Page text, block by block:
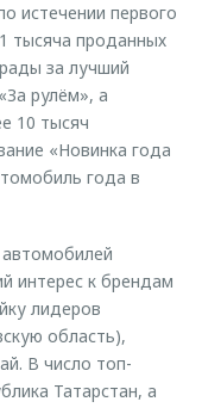
истечении первого
тысяча проданных
за лучший
рулём», а
10 тысяч
«Новинка года
года в
автомобилей
интерес к брендам
лидеров
область),
В число топ-
Татарстан, а